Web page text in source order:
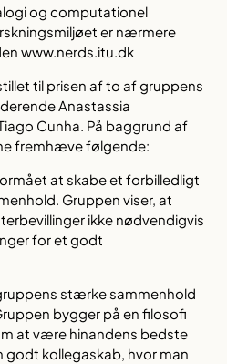
og computationel
er nærmere
www.nerds.itu.dk
til prisen af to af gruppens
Anastassia
Cunha. På baggrund af
fremhæve følgende:
at skabe et forbilledligt
Gruppen viser, at
ikke nødvendigvis
for et godt
stærke sammenhold
bygger på en filosofi
at være hinandens bedste
godt kollegaskab, hvor man